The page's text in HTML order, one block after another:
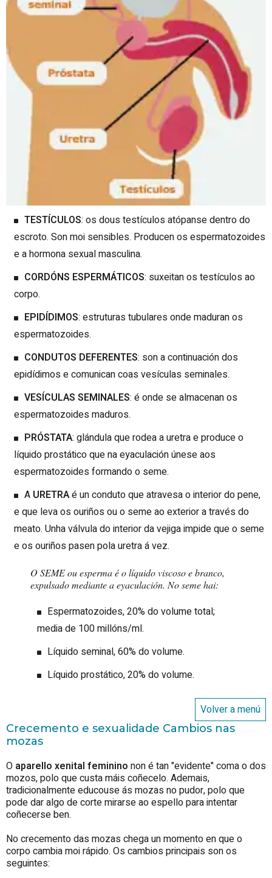
TESTÍCULOS: os dous testículos atópanse dentro do
escroto. Son moi sensibles. Producen os espermatozoides
e a hormona sexual masculina.
CORDÓNS ESPERMÁTICOS: suxeitan os testículos ao
corpo.
EPIDÍDIMOS: estruturas tubulares onde maduran os
espermatozoides.
CONDUTOS DEFERENTES: son a continuación dos
epidídimos e comunican coas vesículas seminales.
VESÍCULAS SEMINALES: é onde se almacenan os
espermatozoides maduros.
PRÓSTATA: glándula que rodea a uretra e produce o
líquido prostático que na eyaculación únese aos
espermatozoides formando o seme.
A URETRAé un conduto que atravesa o interior do pene,
e que leva os ouriños ou o seme ao exterior a través do
meato. Unha válvula do interior da vejiga impide que o seme
e os ouriños pasen pola uretra á vez.
O SEME ou esperma é o líquido viscoso e branco,
expulsado mediante a eyaculación. No seme hai:
Espermatozoides, 20% do volume total;
media de 100 millóns/ml.
Líquido seminal, 60% do volume.
Líquido prostático, 20% do volume.
Volver a menú
Crecemento e sexualidade Cambios nas
mozas
O aparello xenital feminino non é tan "evidente" coma o dos
mozos, polo que custa máis coñecelo. Ademais,
tradicionalmente educouse ás mozas no pudor, polo que
pode dar algo de corte mirarse ao espello para intentar
coñecerse ben.
No crecemento das mozas chega un momento en que o
corpo cambia moi rápido. Os cambios principais son os
seguintes: